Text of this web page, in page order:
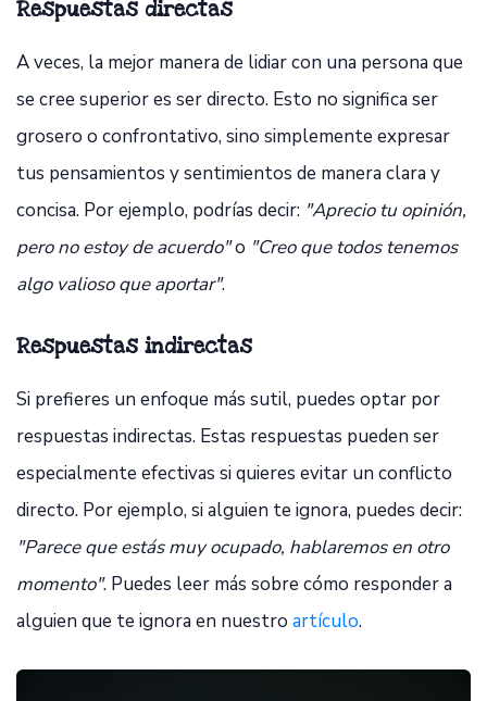
Respuestas directas
A veces, la mejor manera de lidiar con una persona que
se cree superior es ser directo. Esto no significa ser
grosero o confrontativo, sino simplemente expresar
tus pensamientos y sentimientos de manera clara y
concisa. Por ejemplo, podrías decir: "Aprecio tu opinión,
pero no estoy de acuerdo"o "Creo que todos tenemos
algo valioso que aportar".
Respuestas indirectas
Si prefieres un enfoque más sutil, puedes optar por
respuestas indirectas. Estas respuestas pueden ser
especialmente efectivas si quieres evitar un conflicto
directo. Por ejemplo, si alguien te ignora, puedes decir:
"Parece que estás muy ocupado, hablaremos en otro
momento". Puedes leer más sobre cómo responder a
alguien que te ignora en nuestro artículo.